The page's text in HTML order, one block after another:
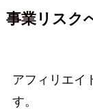
事業リスク
アフィリエイ
す。